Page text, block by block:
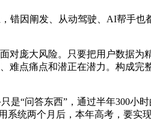
因阐发、从动驾驶、AI帮手也
庞大风险。只要把用户数据为
难点痛点和潜正在潜力。构成完
“问答东西”，通过半年300小时
系统两个月后，本年高考，要实